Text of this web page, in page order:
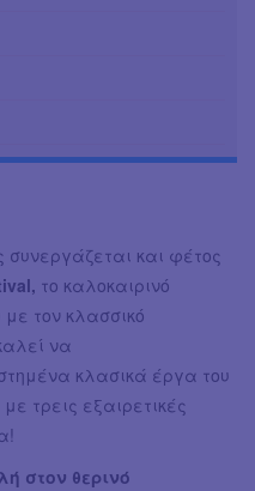
συνεργάζεται και φέτος
το καλοκαιρινό
με τον κλασσικό
να
κλασικά έργα του
τρεις εξαιρετικές
στον θερινό